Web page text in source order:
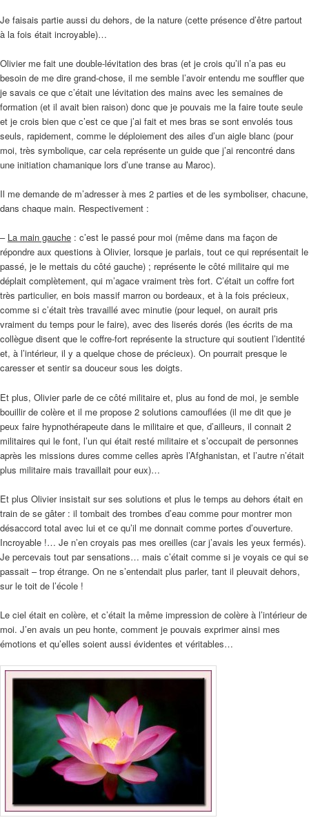
Je faisais partie aussi du dehors, de la nature (cette présence d’être partout
à la fois était incroyable)…
Olivier me fait une double-lévitation des bras (et je crois qu’il n’a pas eu
besoin de me dire grand-chose, il me semble l’avoir entendu me souffler que
je savais ce que c’était une lévitation des mains avec les semaines de
formation (et il avait bien raison) donc que je pouvais me la faire toute seule
et je crois bien que c’est ce que j’ai fait et mes bras se sont envolés tous
seuls, rapidement, comme le déploiement des ailes d’un aigle blanc (pour
moi, très symbolique, car cela représente un guide que j’ai rencontré dans
une initiation chamanique lors d’une transe au Maroc).
Il me demande de m’adresser à mes 2 parties et de les symboliser, chacune,
dans chaque main. Respectivement :
– La main gauche : c’est le passé pour moi (même dans ma façon de
répondre aux questions à Olivier, lorsque je parlais, tout ce qui représentait le
passé, je le mettais du côté gauche) ; représente le côté militaire qui me
déplait complètement, qui m’agace vraiment très fort. C’était un coffre fort
très particulier, en bois massif marron ou bordeaux, et à la fois précieux,
comme si c’était très travaillé avec minutie (pour lequel, on aurait pris
vraiment du temps pour le faire), avec des liserés dorés (les écrits de ma
collègue disent que le coffre-fort représente la structure qui soutient l’identité
et, à l’intérieur, il y a quelque chose de précieux). On pourrait presque le
caresser et sentir sa douceur sous les doigts.
Et plus, Olivier parle de ce côté militaire et, plus au fond de moi, je semble
bouillir de colère et il me propose 2 solutions camouflées (il me dit que je
peux faire hypnothérapeute dans le militaire et que, d’ailleurs, il connait 2
militaires qui le font, l’un qui était resté militaire et s’occupait de personnes
après les missions dures comme celles après l’Afghanistan, et l’autre n’était
plus militaire mais travaillait pour eux)…
Et plus Olivier insistait sur ses solutions et plus le temps au dehors était en
train de se gâter : il tombait des trombes d’eau comme pour montrer mon
désaccord total avec lui et ce qu’il me donnait comme portes d’ouverture.
Incroyable !… Je n’en croyais pas mes oreilles (car j’avais les yeux fermés).
Je percevais tout par sensations… mais c’était comme si je voyais ce qui se
passait – trop étrange. On ne s’entendait plus parler, tant il pleuvait dehors,
sur le toit de l’école !
Le ciel était en colère, et c’était la même impression de colère à l’intérieur de
moi. J’en avais un peu honte, comment je pouvais exprimer ainsi mes
émotions et qu’elles soient aussi évidentes et véritables…